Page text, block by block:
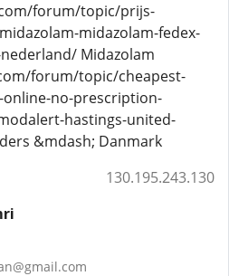
forum/topic/prijs-
midazolam-fedex-
Midazolam
forum/topic/cheapest-
no-prescription-
hastings-united-
&mdash; Danmark
130.195.243.130